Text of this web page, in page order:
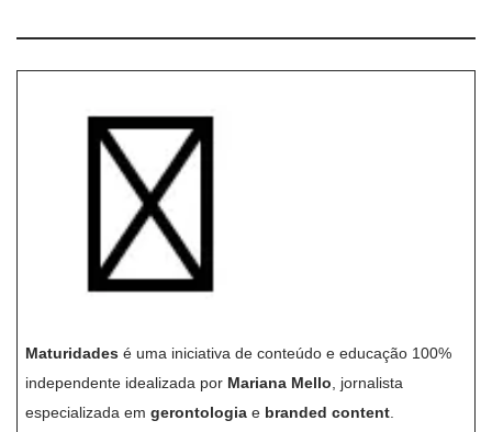
Maturidades é uma iniciativa de conteúdo e educação 100%
independente idealizada por Mariana Mello , jornalista
especializada emgerontologia e branded content